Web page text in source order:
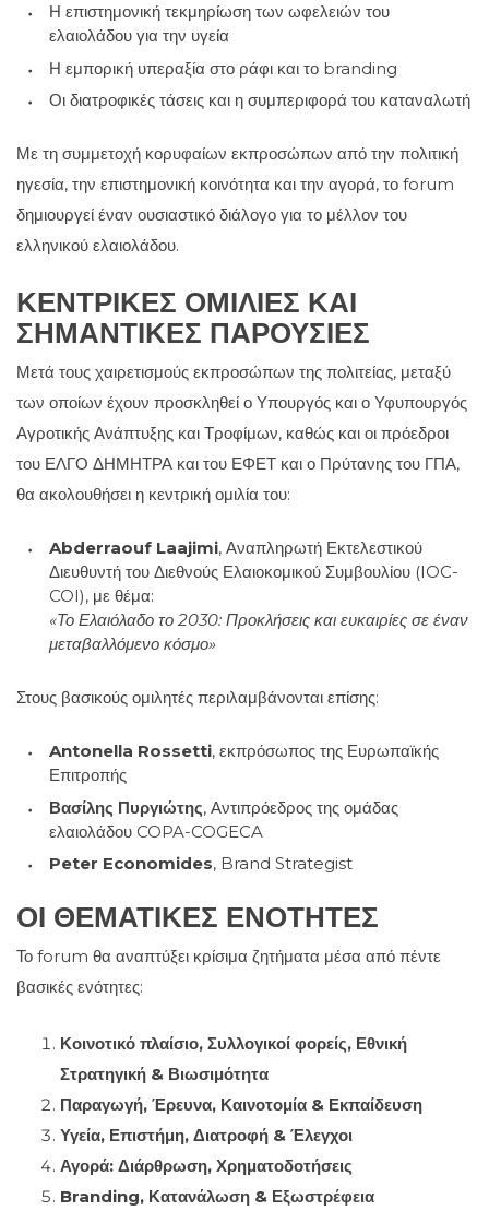
Η επιστημονική τεκμηρίωση των ωφελειών του
ελαιολάδου για την υγεία
Η εμπορική υπεραξία στο ράφι και το branding
Οι διατροφικές τάσεις και η συμπεριφορά του καταναλωτή
Με τη συμμετοχή κορυφαίων εκπροσώπων από την πολιτική
ηγεσία, την επιστημονική κοινότητα και την αγορά, το forum
δημιουργεί έναν ουσιαστικό διάλογο για το μέλλον του
ελληνικού ελαιολάδου.
ΚΕΝΤΡΙΚΈΣ ΟΜΙΛΊΕΣ ΚΑΙ
ΣΗΜΑΝΤΙΚΈΣ ΠΑΡΟΥΣΊΕΣ
Μετά τους χαιρετισμούς εκπροσώπων της πολιτείας, μεταξύ
των οποίων έχουν προσκληθεί ο Υπουργός και ο Υφυπουργός
Αγροτικής Ανάπτυξης και Τροφίμων, καθώς και οι πρόεδροι
του ΕΛΓΟ ΔΗΜΗΤΡΑ και του ΕΦΕΤ και ο Πρύτανης του ΓΠΑ,
θα ακολουθήσει η κεντρική ομιλία του:
Abderraouf Laajimi, Αναπληρωτή Εκτελεστικού
Διευθυντή του Διεθνούς Ελαιοκομικού Συμβουλίου (IOC-
COI), με θέμα:
«Το Ελαιόλαδο το 2030: Προκλήσεις και ευκαιρίες σε έναν
μεταβαλλόμενο κόσμο»
Στους βασικούς ομιλητές περιλαμβάνονται επίσης:
Antonella Rossetti, εκπρόσωπος της Ευρωπαϊκής
Επιτροπής
Βασίλης Πυργιώτης, Αντιπρόεδρος της ομάδας
ελαιολάδου COPA-COGECA
Peter Economides, Brand Strategist
ΟΙ ΘΕΜΑΤΙΚΈΣ ΕΝΌΤΗΤΕΣ
Το forum θα αναπτύξει κρίσιμα ζητήματα μέσα από πέντε
βασικές ενότητες:
Κοινοτικό πλαίσιο, Συλλογικοί φορείς, Εθνική
Στρατηγική & Βιωσιμότητα
Παραγωγή, Έρευνα, Καινοτομία & Εκπαίδευση
Υγεία, Επιστήμη, Διατροφή & Έλεγχοι
Αγορά: Διάρθρωση, Χρηματοδοτήσεις
Branding, Κατανάλωση & Εξωστρέφεια